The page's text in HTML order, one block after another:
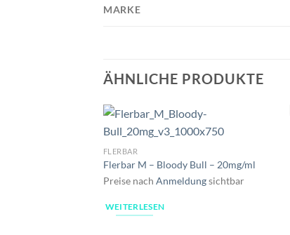
MARKE
ÄHNLICHE PRODUKTE
FLERBAR
Flerbar M – Bloody Bull – 20mg/ml
Preise nach Anmeldungsichtbar
WEITERLESEN